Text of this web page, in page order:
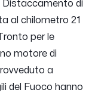
Distaccamento di
al chilometro 21
per le
motore di
a
del Fuoco hanno